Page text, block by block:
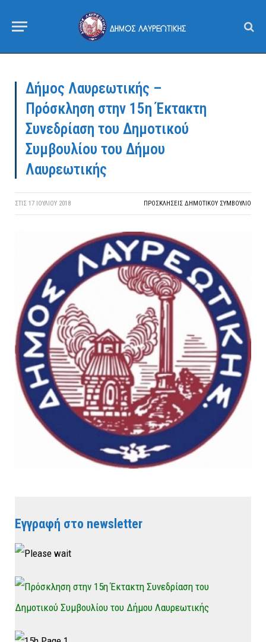
Δήμος Λαυρεωτικής –
Πρόσκληση στην 15η Έκτακτη
Συνεδρίαση του Δημοτικού
Συμβουλίου του Δήμου
Λαυρεωτικής
ΣΤΙΣ 17 ΙΟΥΛΊΟΥ 2018 ΠΡΟΣΚΛΉΣΕΙΣ ΔΗΜΟΤΙΚΟΎ ΣΥΜΒΟΎΛΙΟ
Εγγραφή στο newsletter